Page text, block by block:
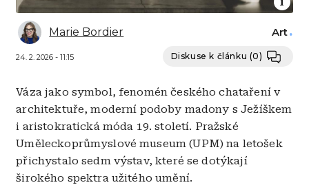
Marie Bordier
24. 2. 2026 - 11:15
Art
Diskuse k článku (0)
Váza jako symbol, fenomén českého chataření v
architektuře, moderní podoby madony s Ježíškem
i aristokratická móda 19. století. Pražské
Uměleckoprůmyslové museum (UPM) na letošek
přichystalo sedm výstav, které se dotýkají
širokého spektra užitého umění.